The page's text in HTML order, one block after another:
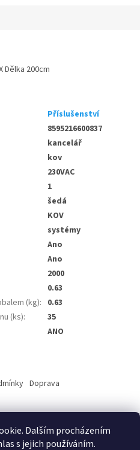
Dalším procházením
s jejich používáním.
Dělka 200cm
Příslušenství
8595216600837
kancelář
kov
230VAC
1
šedá
KOV
systémy
Ano
Ano
2000
0.63
(kg): 0.63
(ks):
35
ANO
Doprava
Shoptet